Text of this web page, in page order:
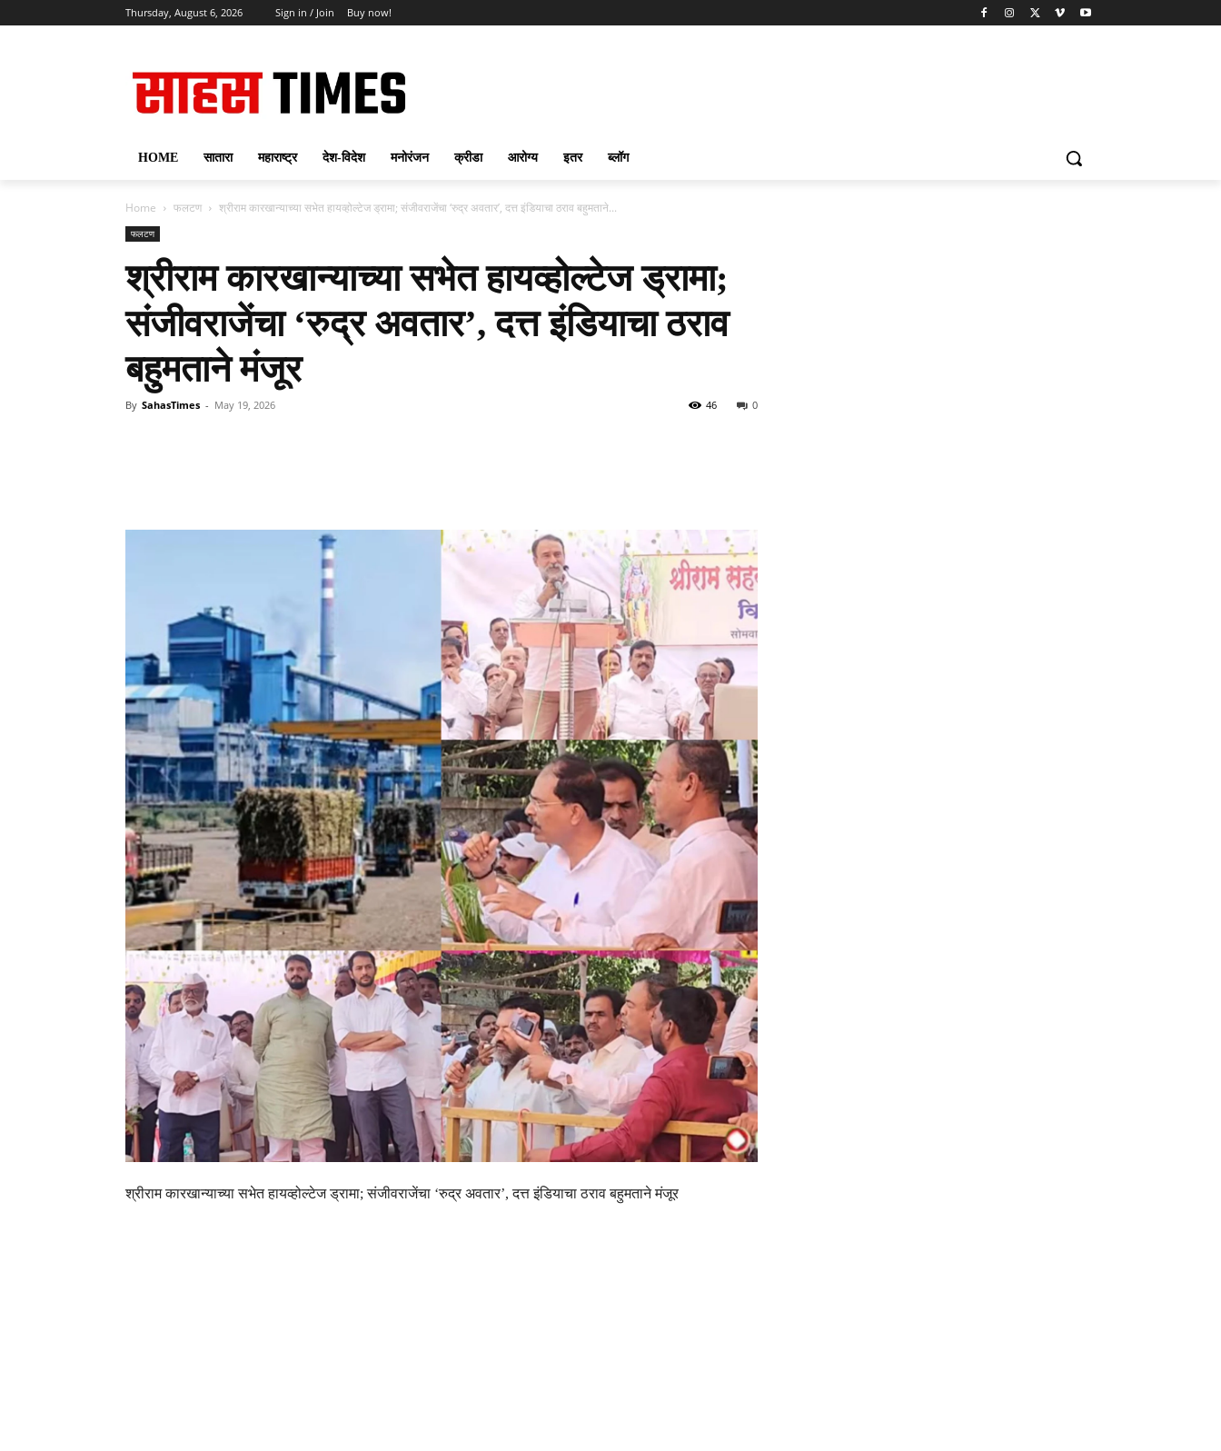
Thursday, August 6, 2026 Sign in / Join Buy now!
HOME सातारा महाराष्ट्र देश-विदेश मनोरंजन क्रीडा आरोग्य इतर ब्लॉग
Home फलटण श्रीराम कारखान्याच्या सभेत हायव्होल्टेज ड्रामा; संजीवराजेंचा ‘रुद्र अवतार’, दत्त इंडियाचा ठराव बहुमताने...
फलटण
श्रीराम कारखान्याच्या सभेत हायव्होल्टेज ड्रामा;
संजीवराजेंचा ‘रुद्र अवतार’, दत्त इंडियाचा ठराव
बहुमताने मंजूर
By SahasTimes - May 19, 2026 0
46
श्रीराम कारखान्याच्या सभेत हायव्होल्टेज ड्रामा; संजीवराजेंचा ‘रुद्र अवतार’, दत्त इंडियाचा ठराव बहुमताने मंजूर